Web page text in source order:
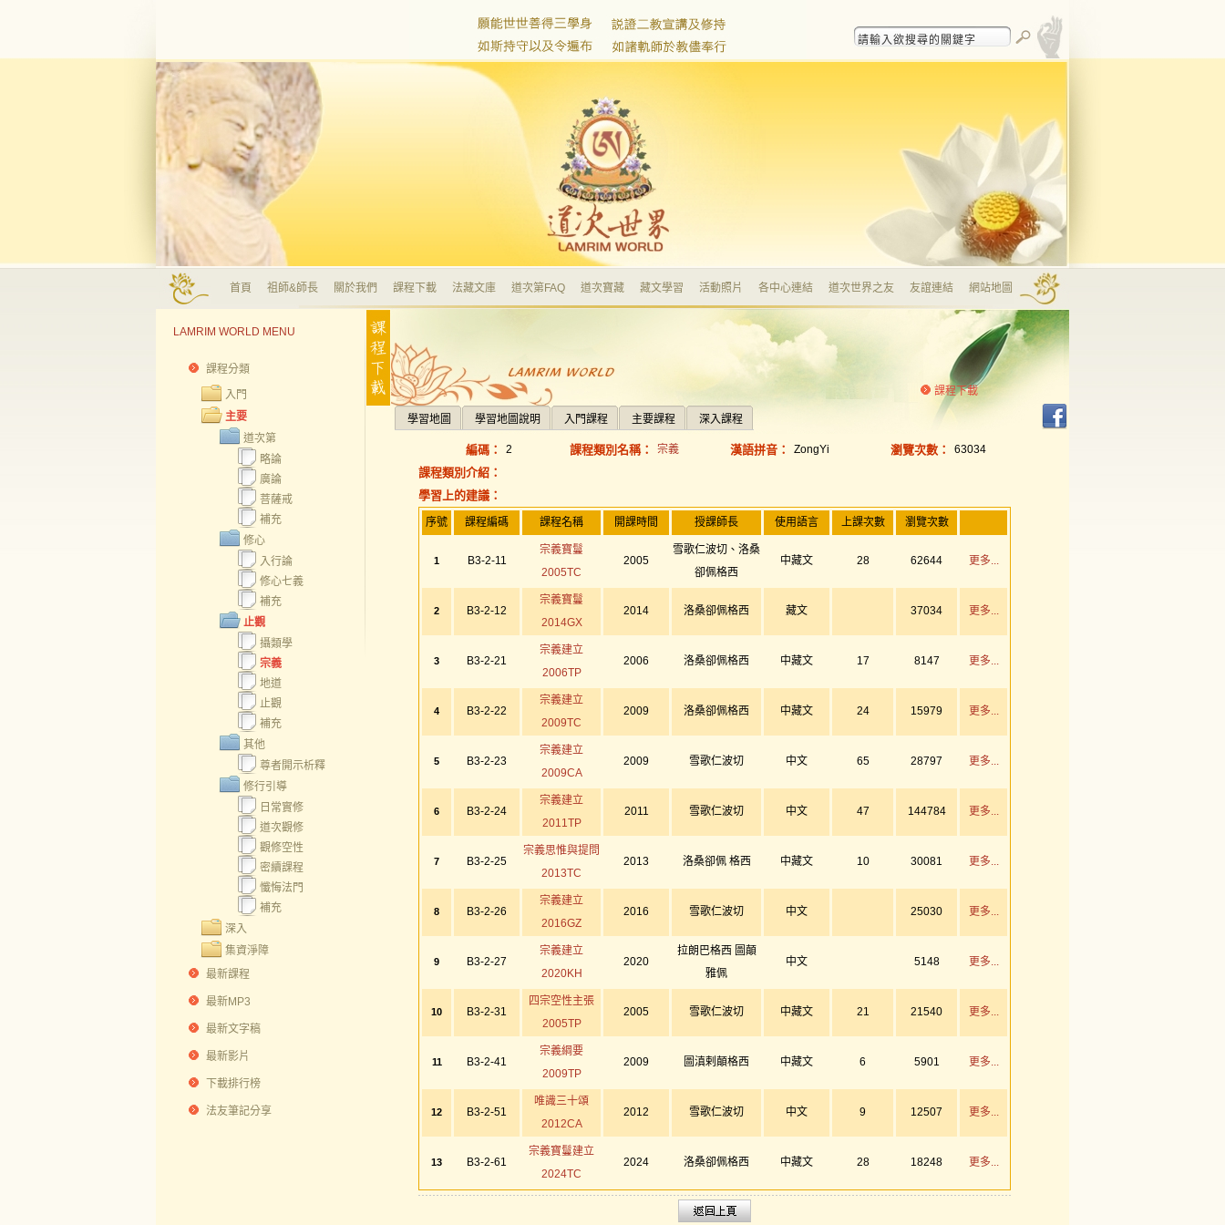
首頁 祖師&師長 關於我們 課程下載 法藏文庫 道次第FAQ 道次寶藏 藏文學習 活動照片 各中心連結 道次世界之友 友誼連結 網站地圖
LAMRIM WORLD MENU
課程分類
入門
主要
道次第
略論
廣論
菩薩戒
補充
修心
入行論
修心七義
補充
止觀
攝類學
宗義
地道
止觀
補充
其他
尊者開示析釋
修行引導
日常實修
道次觀修
觀修空性
密續課程
懺悔法門
補充
深入
集資淨障
最新課程
最新MP3
最新文字稿
最新影片
下載排行榜
法友筆記分享
學習地圖 學習地圖說明 入門課程 主要課程 深入課程
課程下載
編碼： 2 課程類別名稱： 宗義 漢語拼音： ZongYi 瀏覽次數： 63034
課程類別介紹：
學習上的建議：
序號 課程編碼 課程名稱 開課時間 授課師長 使用語言 上課次數 瀏覽次數
1 B3-2-11
宗義寶鬘
2005TC
2005
雪歌仁波切、洛桑
卻佩格西
中藏文 28 62644 更多...
2 B3-2-12
宗義寶鬘
2014GX
2014 洛桑卻佩格西 藏文 37034 更多...
3 B3-2-21
宗義建立
2006TP
2006 洛桑卻佩格西 中藏文 17 8147 更多...
4 B3-2-22
宗義建立
2009TC
2009 洛桑卻佩格西 中藏文 24 15979 更多...
5 B3-2-23
宗義建立
2009CA
2009 雪歌仁波切 中文 65 28797 更多...
6 B3-2-24
宗義建立
2011TP
2011 雪歌仁波切 中文 47 144784 更多...
7 B3-2-25
宗義思惟與提問
2013TC
2013 洛桑卻佩 格西 中藏文 10 30081 更多...
8 B3-2-26
宗義建立
2016GZ
2016 雪歌仁波切 中文 25030 更多...
9 B3-2-27
宗義建立
2020KH
2020
拉朗巴格西 圖顛
雅佩
中文 5148 更多...
10 B3-2-31
四宗空性主張
2005TP
2005 雪歌仁波切 中藏文 21 21540 更多...
11 B3-2-41
宗義綱要
2009TP
2009 圖滇剌顛格西 中藏文 6 5901 更多...
12 B3-2-51
唯識三十頌
2012CA
2012 雪歌仁波切 中文 9 12507 更多...
13 B3-2-61
宗義寶鬘建立
2024TC
2024 洛桑卻佩格西 中藏文 28 18248 更多...